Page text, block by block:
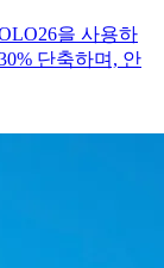
을 사용하
단축하며, 안